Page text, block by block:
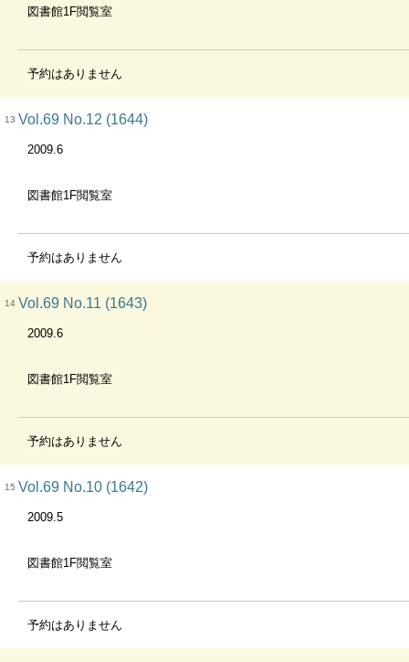
図書館1F閲覧室
予約はありません
13 Vol.69 No.12 (1644)
2009.6
図書館1F閲覧室
予約はありません
14 Vol.69 No.11 (1643)
2009.6
図書館1F閲覧室
予約はありません
15 Vol.69 No.10 (1642)
2009.5
図書館1F閲覧室
予約はありません